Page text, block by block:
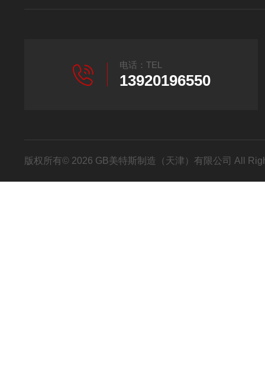
电话：TEL
13920196550
版权所有© 2026 GB美特斯制造（天津）有限公司 All